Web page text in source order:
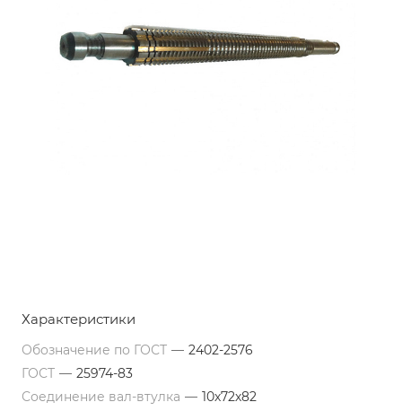
Характеристики
Обозначение по ГОСТ — 2402-2576
ГОСТ — 25974-83
Соединение вал-втулка — 10х72х82